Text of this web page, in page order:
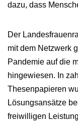
dazu, dass
Der
mit dem Netzwerk
Pandemie auf die
hingewiesen. In
Thesenpapieren
Lösungsansätze
freiwilligen